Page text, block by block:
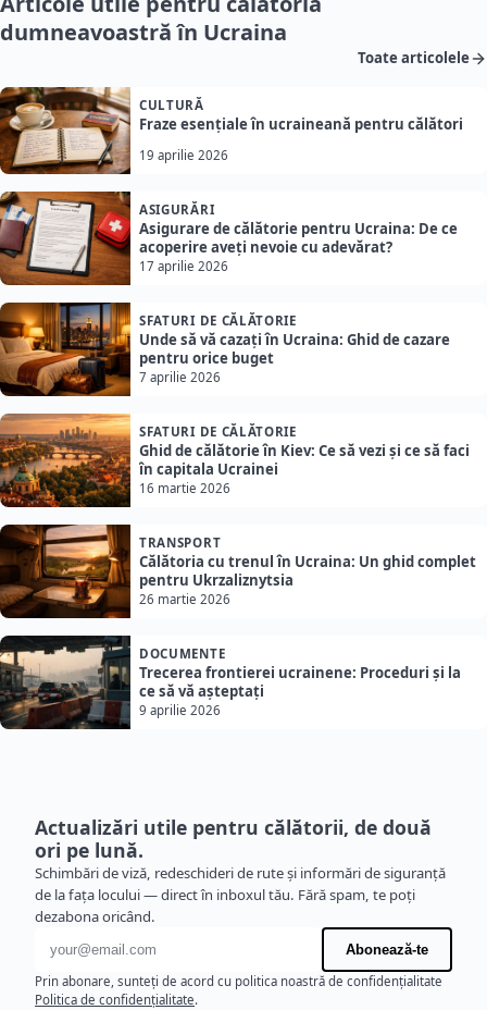
dumneavoastră în Ucraina
Toate articolele
CULTURĂ
Fraze esențiale în ucraineană pentru călători
19 aprilie 2026
ASIGURĂRI
Asigurare de călătorie pentru Ucraina: De ce
acoperire aveți nevoie cu adevărat?
17 aprilie 2026
SFATURI DE CĂLĂTORIE
Unde să vă cazați în Ucraina: Ghid de cazare
pentru orice buget
7 aprilie 2026
SFATURI DE CĂLĂTORIE
Ghid de călătorie în Kiev: Ce să vezi și ce să faci
în capitala Ucrainei
16 martie 2026
TRANSPORT
Călătoria cu trenul în Ucraina: Un ghid complet
pentru Ukrzaliznytsia
26 martie 2026
DOCUMENTE
Trecerea frontierei ucrainene: Proceduri și la
ce să vă așteptați
9 aprilie 2026
Actualizări utile pentru călătorii, de două
ori pe lună.
Schimbări de viză, redeschideri de rute și informări de siguranță
de la fața locului — direct în inboxul tău. Fără spam, te poți
dezabona oricând.
Adresă de e-mail
Abonează-te
Prin abonare, sunteți de acord cu politica noastră de confidențialitate
Politica de confidențialitate.